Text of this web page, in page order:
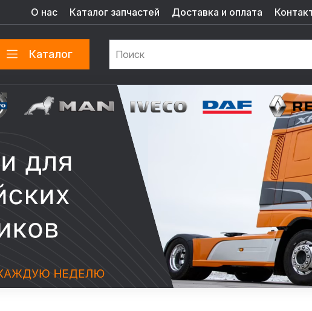
О нас Каталог запчастей Доставка и оплата
Каталог